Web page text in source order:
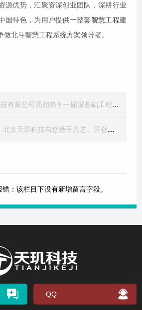
源优势，汇聚资深创业团队，深耕行业
国特色，为用户提供一整套智慧工程建
做北斗智慧工程系统方案领导者。
限公司亮相第十一届深基础工程发展论坛
天玑科技与您携手共进、开创北斗应用新天地
：该栏目下没有新增留言字段。
QQ